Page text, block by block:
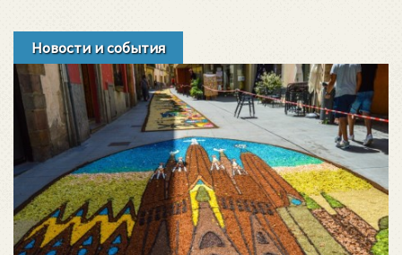
Новости и события